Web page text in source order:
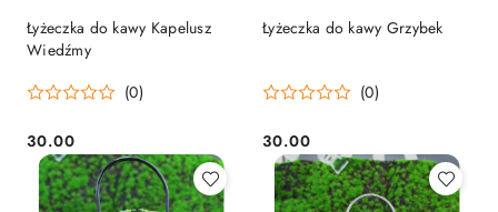
Łyżeczka do kawy Kapelusz
Wiedźmy
(0)
Cena:
30.00
Łyżeczka do kawy Grzybek
(0)
Cena:
30.00